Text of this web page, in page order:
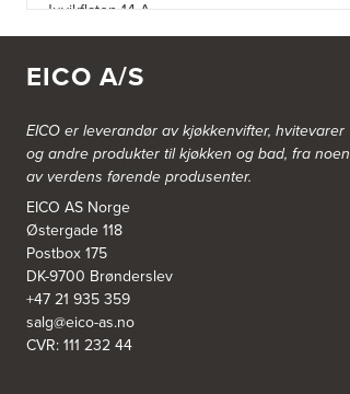
Juvikflaten 14 A
https://jke-design.com/no/butikk/jke-askoey
Aurland Elektriske AS
Odden 10 A
5745 Aurland
Tel.:57-633463
Bekkestua kjøkkenstudio as
Gamle Ringeriksvei 32
1357 Bekkestua
Tel.:99228877
Bergen Kjøkkensenter A/S
EICO A/S
EICO er leverandør av kjøkkenvifter, hvitevarer
og andre produkter til kjøkken og bad, fra noen
av verdens førende produsenter.
EICO AS Norge
Østergade 118
Postbox 175
DK-9700 Brønderslev
+47 21 935 359
salg@eico-as.no
CVR: 111 232 44